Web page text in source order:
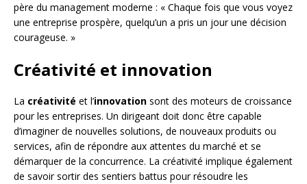
père du management moderne : « Chaque fois que vous voyez
une entreprise prospère, quelqu’un a pris un jour une décision
courageuse. »
Créativité et innovation
La créativité et l’innovation sont des moteurs de croissance
pour les entreprises. Un dirigeant doit donc être capable
d’imaginer de nouvelles solutions, de nouveaux produits ou
services, afin de répondre aux attentes du marché et se
démarquer de la concurrence. La créativité implique également
de savoir sortir des sentiers battus pour résoudre les